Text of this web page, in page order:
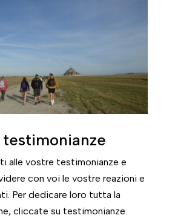
alle vostre testimonianze e
con voi le vostre reazioni e
Per dedicare loro tutta la
cliccate su testimonianze.